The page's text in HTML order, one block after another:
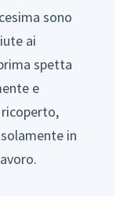
sono
ai
spetta
e
in